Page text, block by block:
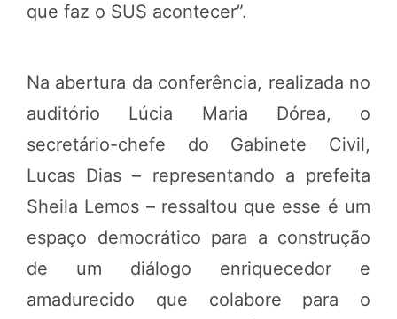
que faz o SUS acontecer”.
Na abertura da conferência, realizada no
auditório Lúcia Maria Dórea, o
secretário-chefe do Gabinete Civil,
Lucas Dias – representando a prefeita
Sheila Lemos – ressaltou que esse é um
espaço democrático para a construção
de um diálogo enriquecedor e
amadurecido que colabore para o